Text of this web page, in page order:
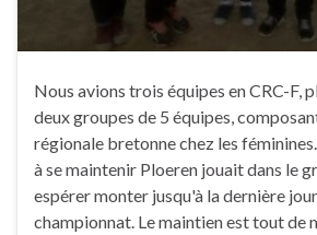
Nous avions trois équipes en CRC-F,
deux groupes de 5 équipes,
régionale bretonne chez les
à se maintenir Ploeren jouait dans le
espérer monter jusqu'à la dernière
championnat. Le maintien est tout de